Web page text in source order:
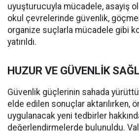
uyuşturucuyla mücadele, asayiş
okul çevrelerinde güvenlik,
organize suçlarla mücadele gibi
yatırıldı.
HUZUR VE GÜVENLİK
Güvenlik güçlerinin sahada
elde edilen sonuçlar aktarılırken,
uygulanacak yeni tedbirler
değerlendirmelerde bulunuldu.